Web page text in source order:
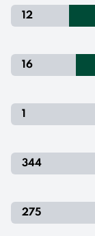
12
16
1
344
275